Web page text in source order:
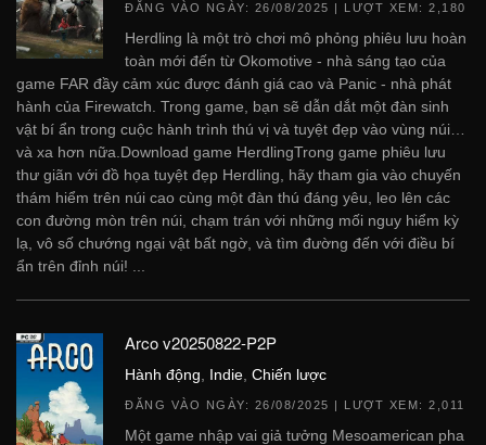
ĐĂNG VÀO NGÀY: 26/08/2025 | LƯỢT XEM: 2,180
Herdling là một trò chơi mô phỏng phiêu lưu hoàn
toàn mới đến từ Okomotive - nhà sáng tạo của
game FAR đầy cảm xúc được đánh giá cao và Panic - nhà phát
hành của Firewatch. Trong game, bạn sẽ dẫn dắt một đàn sinh
vật bí ẩn trong cuộc hành trình thú vị và tuyệt đẹp vào vùng núi…
và xa hơn nữa.Download game HerdlingTrong game phiêu lưu
thư giãn với đồ họa tuyệt đẹp Herdling, hãy tham gia vào chuyến
thám hiểm trên núi cao cùng một đàn thú đáng yêu, leo lên các
con đường mòn trên núi, chạm trán với những mối nguy hiểm kỳ
lạ, vô số chướng ngại vật bất ngờ, và tìm đường đến với điều bí
ẩn trên đỉnh núi! ...
Arco v20250822-P2P
Hành động Indie Chiến lược
ĐĂNG VÀO NGÀY: 26/08/2025 | LƯỢT XEM: 2,011
Một game nhập vai giả tưởng Mesoamerican pha